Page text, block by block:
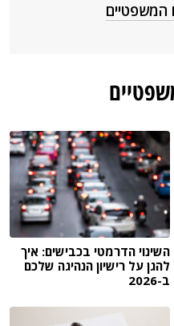
המשפטיים
השינוי הדרמטי בכבישים: איך
להגן על רישיון הנהיגה שלכם
ב-2026